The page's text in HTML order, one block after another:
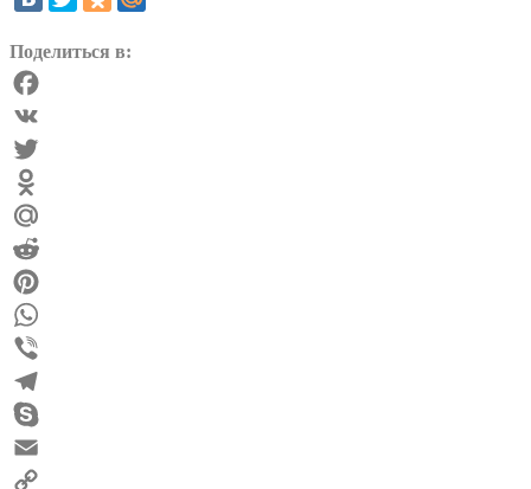
Поделиться в:
Facebook
VK
Twitter
Odnoklassniki
Mail.Ru
Reddit
Pinterest
WhatsApp
Viber
Telegram
Skype
Email